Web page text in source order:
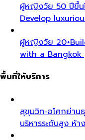
ผู้หญิงวัย 50 ปีขึ้น
Develop
ผู้หญิงวัย 20+
with a Bangkok
พื้นที่ให้บริการ
สุขุมวิท-อโศกย่าน
บริหารระดับสูง ห้